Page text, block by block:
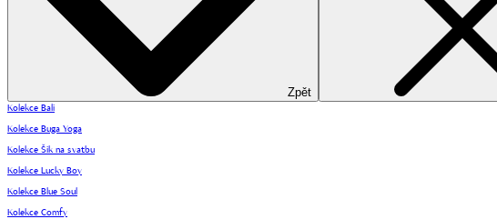
Zpět
Kolekce Bali
Kolekce Buga Yoga
Kolekce Šik na svatbu
Kolekce Lucky Boy
Kolekce Blue Soul
Kolekce Comfy